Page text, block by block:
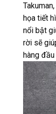
họa tiết
nổi bật
rời sẽ
hàng